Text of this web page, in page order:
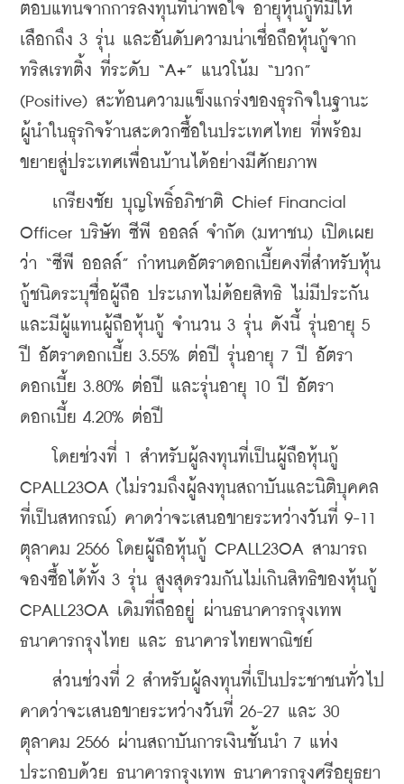
ตอบแทนจากการลงทุนที่น่าพอใจ อายุหุ้นกู้ที่มีให้
เลือกถึง 3 รุ่น และอันดับความน่าเชื่อถือหุ้นกู้จาก
ทริสเรทติ้ง ที่ระดับ “A+” แนวโน้ม “บวก”
(Positive) สะท้อนความแข็งแกร่งของธุรกิจในฐานะ
ผู้นำในธุรกิจร้านสะดวกซื้อในประเทศไทย ที่พร้อม
ขยายสู่ประเทศเพื่อนบ้านได้อย่างมีศักยภาพ
เกรียงชัย บุญโพธิ์อภิชาติ Chief Financial
Officer บริษัท ซีพี ออลล์ จำกัด (มหาชน) เปิดเผย
ว่า “ซีพี ออลล์” กำหนดอัตราดอกเบี้ยคงที่สำหรับหุ้น
กู้ชนิดระบุชื่อผู้ถือ ประเภทไม่ด้อยสิทธิ ไม่มีประกัน
และมีผู้แทนผู้ถือหุ้นกู้ จำนวน 3 รุ่น ดังนี้ รุ่นอายุ 5
ปี อัตราดอกเบี้ย 3.55% ต่อปี รุ่นอายุ 7 ปี อัตรา
ดอกเบี้ย 3.80% ต่อปี และรุ่นอายุ 10 ปี อัตรา
ดอกเบี้ย 4.20% ต่อปี
โดยช่วงที่ 1 สำหรับผู้ลงทุนที่เป็นผู้ถือหุ้นกู้
CPALL23OA (ไม่รวมถึงผู้ลงทุนสถาบันและนิติบุคคล
ที่เป็นสหกรณ์) คาดว่าจะเสนอขายระหว่างวันที่ 9-11
ตุลาคม 2566 โดยผู้ถือหุ้นกู้ CPALL23OA สามารถ
จองซื้อได้ทั้ง 3 รุ่น สูงสุดรวมกันไม่เกินสิทธิของหุ้นกู้
CPALL23OA เดิมที่ถืออยู่ ผ่านธนาคารกรุงเทพ
ธนาคารกรุงไทย และ ธนาคารไทยพาณิชย์
ส่วนช่วงที่ 2 สำหรับผู้ลงทุนที่เป็นประชาชนทั่วไป
คาดว่าจะเสนอขายระหว่างวันที่ 26-27 และ 30
ตุลาคม 2566 ผ่านสถาบันการเงินชั้นนำ 7 แห่ง
ประกอบด้วย ธนาคารกรุงเทพ ธนาคารกรุงศรีอยุธยา